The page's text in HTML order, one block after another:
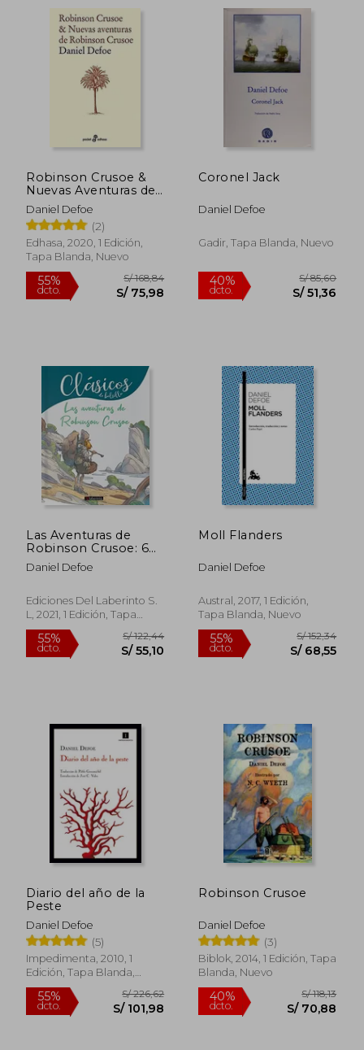
40%
dcto. S/ 55,18
40%
dcto. S/
Robinson Crusoe &
Nuevas Aventuras de
Robinson
Daniel Defoe
(2)
Edhasa, 2020, 1 Edición,
Tapa Blanda, Nuevo
55%
dcto.
S/ 168,84
S/ 75,98
Coronel Jack
Daniel Defoe
Gadir, Tapa Blanda, Nuevo
40%
dcto.
S/
S/
Las Aventuras de
Robinson Crusoe: 6
(Clásicos de Bolsillo)
Daniel Defoe
Ediciones Del Laberinto S.
L, 2021, 1 Edición, Tapa
Blanda, Nuevo
Moll Flanders
Daniel Defoe
Austral, 2017, 1 Edición,
Tapa Blanda, Nuevo
Diario del año de la
Peste
Daniel Defoe
(5)
Impedimenta, 2010, 1
Edición, Tapa Blanda,
Nuevo
Robinson Crusoe
Daniel Defoe
(3)
Biblok, 2014, 1 Edición, Tapa
Blanda, Nuevo